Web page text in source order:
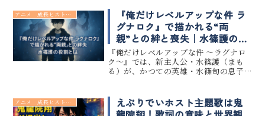
画をご用意しました。「影の軍勢」に
入れるのか？それとも別のジョブがぴ...
アニメ 成長ヒストリー
『俺だけレベルアップな件 ラ
グナロク』で描かれる“両
親”との絆と喪失｜水篠護の役
割とは
『俺だけレベルアップな件 ～ラグナロ
ク～』では、新主人公・水篠護（まも
る）が、かつての英雄・水篠旬の息子
ます。幼くして親のぬくもりを失った護
は、その空白を埋めるように...
アニメ 成長ヒストリー
えぶりでいホスト主題歌は鬼